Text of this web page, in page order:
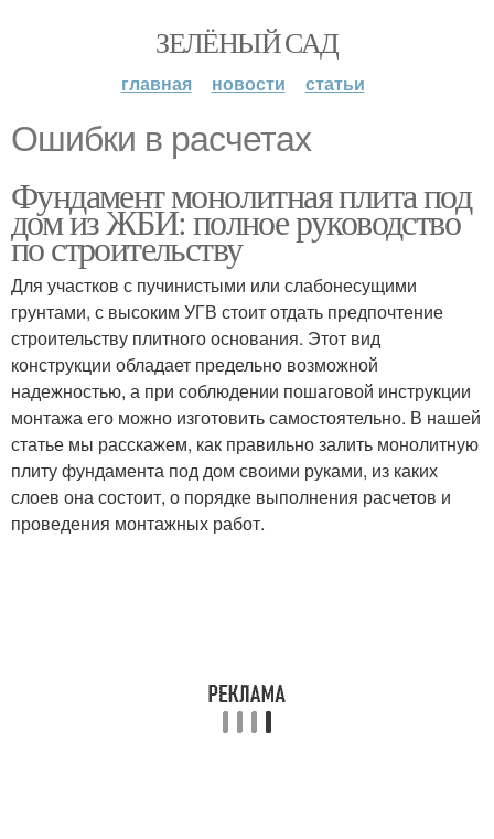
ЗЕЛЁНЫЙ САД
главная новости статьи
Ошибки в расчетах
Фундамент монолитная плита под
дом из ЖБИ: полное руководство
по строительству
Для участков с пучинистыми или слабонесущими
грунтами, с высоким УГВ стоит отдать предпочтение
строительству плитного основания. Этот вид
конструкции обладает предельно возможной
надежностью, а при соблюдении пошаговой инструкции
монтажа его можно изготовить самостоятельно. В нашей
статье мы расскажем, как правильно залить монолитную
плиту фундамента под дом своими руками, из каких
слоев она состоит, о порядке выполнения расчетов и
проведения монтажных работ.